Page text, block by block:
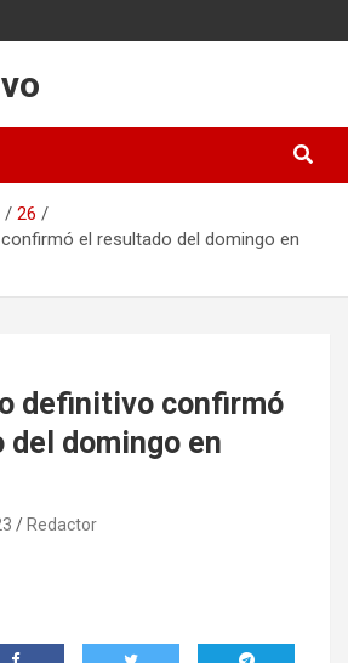
26
el resultado del domingo en
definitivo confirmó
del domingo en
Redactor